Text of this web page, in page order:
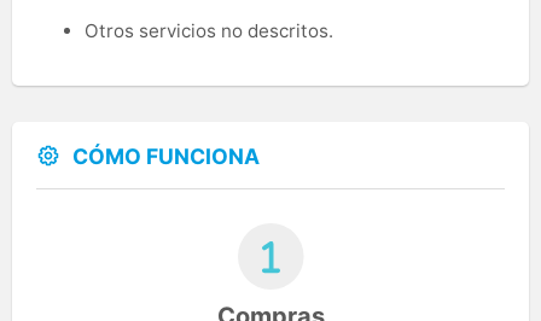
Otros servicios no descritos.
CÓMO FUNCIONA